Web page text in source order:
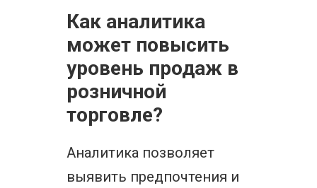
Как аналитика
может повысить
уровень продаж в
розничной
торговле?
Аналитика позволяет
выявить предпочтения и